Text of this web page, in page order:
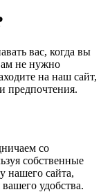
вас, когда вы
не нужно
на наш сайт,
предпочтения.
со
собственные
нашего сайта,
удобства.